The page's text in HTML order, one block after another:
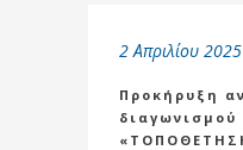
2 Απριλίου 2025
Προκήρυξη
διαγωνισμού